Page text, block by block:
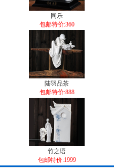
同乐
包邮特价:360
陆羽品茶
包邮特价:888
竹之语
包邮特价:1999